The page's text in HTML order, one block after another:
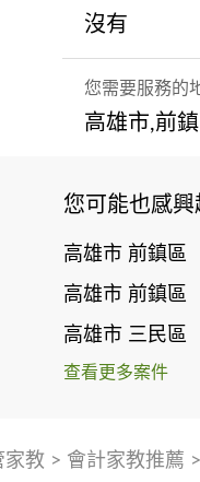
沒有
您需要服務的
高雄市,前
您可能也感興
高雄市 前鎮區
高雄市 前鎮區
高雄市 三民區
查看更多案件
家教> 會計家教推薦 >